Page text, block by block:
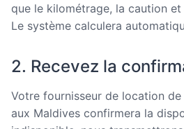
que le kilométrage, la caution
Le système calculera
2. Recevez la
Votre fournisseur de location
aux Maldives confirmera la